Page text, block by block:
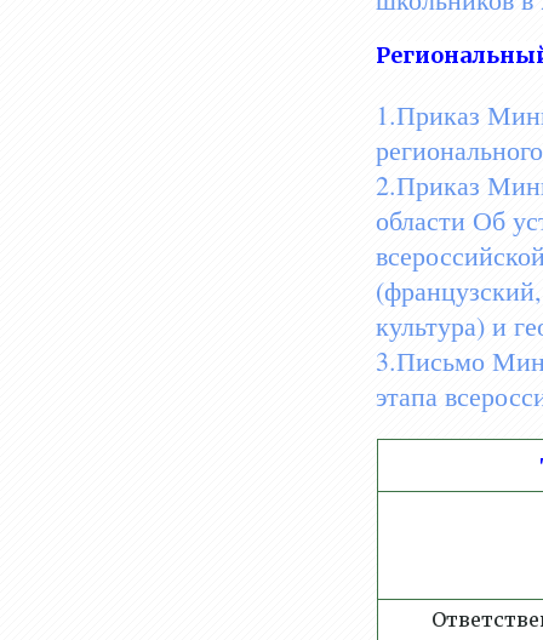
1.Приказ
2.Приказ
области Об
культура) и
3.Письмо
этапа